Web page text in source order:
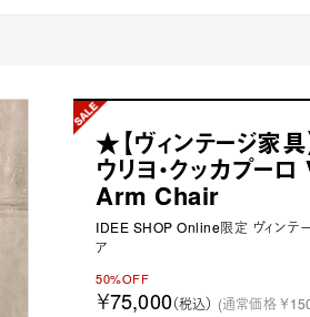
★【ヴィンテージ家具
ウリヨ・クッカプー
Arm Chair
IDEE SHOP Online限定 ヴィンテ
ア
50%OFF
￥75,000（税込） (通常価格 ￥